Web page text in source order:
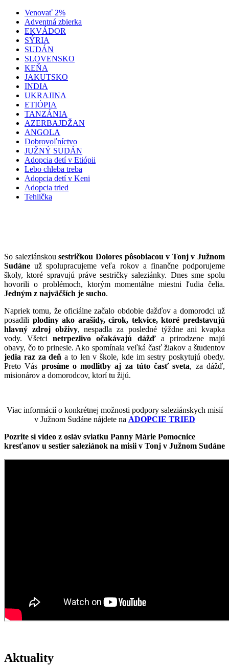
Venovať 2%
Adventná zbierka
EKVÁDOR
SÝRIA
SUDÁN
SLOVENSKO
KEŇA
JAKUTSKO
INDIA
UKRAJINA
ETIÓPIA
TANZÁNIA
AZERBAJDŽAN
ANGOLA
Dobrovoľníctvo
JUŽNÝ SUDÁN
Adopcia detí v Etiópii
Lebo chleba treba
Adopcia detí v Keni
Adopcia tried
Tehlička
So saleziánskousestričkou Dolores pôsobiacou v Tonj v Južnom
Sudáne už spolupracujeme veľa rokov a finančne podporujeme
školy, ktoré spravujú práve sestričky saleziánky. Dnes sme spolu
hovorili o problémoch, ktorým momentálne miestni ľudia čelia.
Jedným z najväčších je sucho.
Napriek tomu, že oficiálne začalo obdobie dažďov a domorodci už
posadili plodiny ako arašidy, cirok, tekvice, ktoré predstavujú
hlavný zdroj obživy, nespadla za posledné týždne ani kvapka
vody. Všetcinetrpezlivo očakávajú dážďa prirodzene majú
obavy, čo to prinesie. Ako spomínala veľká časť žiakov a študentov
jedia raz za deň a to len v škole, kde im sestry poskytujú obedy.
Preto Vás prosíme o modlitby aj za túto časť sveta, za dážď,
misionárov a domorodcov, ktorí tu žijú.
Viac informácií o konkrétnej možnosti podpory saleziánskych misií
v Južnom Sudáne nájdete na ADOPCIE TRIED
Pozrite si video z osláv sviatku Panny Márie Pomocnice
kresťanov u sestier saleziánok na misii v Tonj v Južnom Sudáne
Aktuality